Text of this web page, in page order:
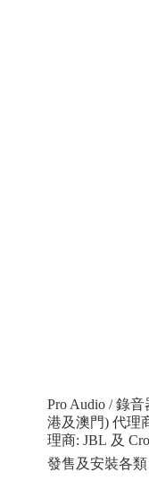
Pro Audio / 錄
港及澳門) 代理
理商: JBL 及
發售及安裝各